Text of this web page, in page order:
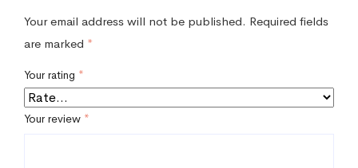
Your email address will not be published. Required fields
are marked *
Your rating *
Your review *